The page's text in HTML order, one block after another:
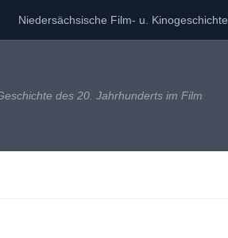
Niedersächsische Film- u. Kinogeschichte
des 20. Jahrhunderts im Film